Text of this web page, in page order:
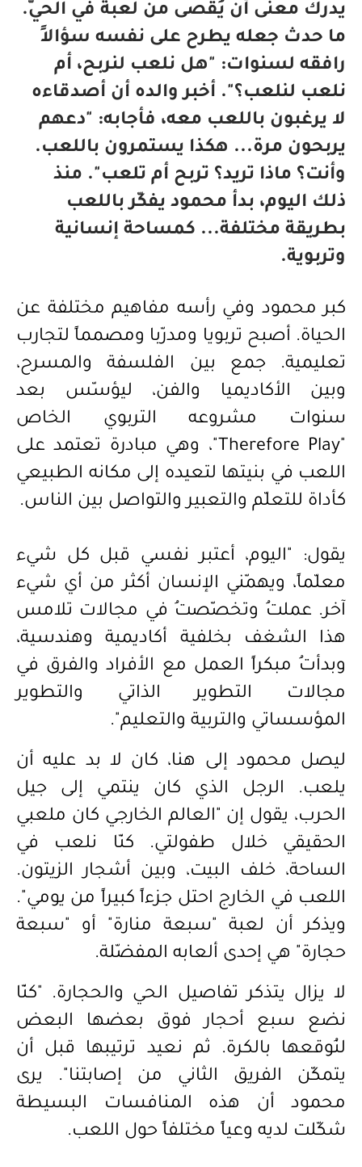
يدرك معنى أن يُقصى من لعبة في الحيّ.
ما حدث جعله يطرح على نفسه سؤالاً
رافقه لسنوات: "هل نلعب لنربح، أم
نلعب لنلعب؟". أخبر والده أن أصدقاءه
لا يرغبون باللعب معه، فأجابه: "دعهم
يربحون مرة... هكذا يستمرون باللعب.
وأنت؟ ماذا تريد؟ تربح أم تلعب". منذ
ذلك اليوم، بدأ محمود يفكّر باللعب
بطريقة مختلفة... كمساحة إنسانية
وتربوية.
كبر محمود وفي رأسه مفاهيم مختلفة عن
الحياة. أصبح تربويا ومدرّبا ومصمماً لتجارب
تعليمية. جمع بين الفلسفة والمسرح،
وبين الأكاديميا والفن، ليؤسّس بعد
سنوات مشروعه التربوي الخاص
Therefore Play "، وهي مبادرة تعتمد على
اللعب في بنيتها لتعيده إلى مكانه الطبيعي
كأداة للتعلّم والتعبير والتواصل بين الناس.
يقول: "اليوم، أعتبر نفسي قبل كل شيء
معلّماً، ويهمّني الإنسان أكثر من أي شيء
آخر. عملتُ وتخصّصتُ في مجالات تلامس
هذا الشغف بخلفية أكاديمية وهندسية،
وبدأتُ مبكراً العمل مع الأفراد والفرق في
مجالات التطوير الذاتي والتطوير
المؤسساتي والتربية والتعليم".
ليصل محمود إلى هنا، كان لا بد عليه أن
يلعب. الرجل الذي كان ينتمي إلى جيل
الحرب، يقول إن "العالم الخارجي كان ملعبي
الحقيقي خلال طفولتي. كنّا نلعب في
الساحة، خلف البيت، وبين أشجار الزيتون.
اللعب في الخارج احتل جزءاً كبيراً من يومي".
ويذكر أن لعبة "سبعة منارة" أو
سبعة
حجارة" هي إحدى ألعابه المفضّلة.
لا يزال يتذكر تفاصيل الحي والحجارة. "كنّا
نضع سبع أحجار فوق بعضها البعض
لنُوقعها بالكرة. ثم نعيد ترتيبها قبل أن
يتمكّن الفريق الثاني من إصابتنا". يرى
محمود أن هذه المنافسات البسيطة
شكّلت لديه وعياً مختلفاً حول اللعب.